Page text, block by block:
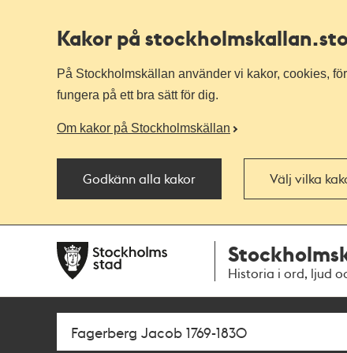
Kakor på stockholmskallan
På Stockholmskällan använder vi kakor, cookies,
fungera på ett bra sätt för dig.
Om kakor på Stockholmskällan
Godkänn alla kakor Välj vilka
navigationen
huvudinnehållet
Historia i ord, ljud
Sök